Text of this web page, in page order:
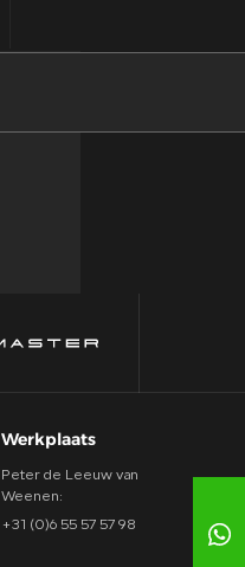
Werkplaats
Peter de Leeuw van
Weenen:
+31 (0)6 55 57 57 98